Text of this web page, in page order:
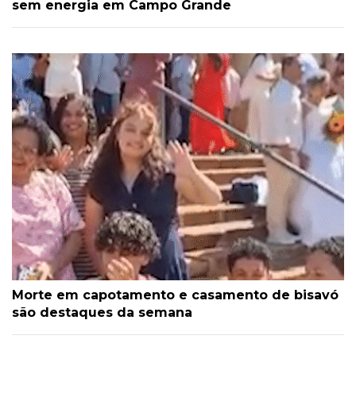
sem energia em Campo Grande
Morte em capotamento e casamento de bisavó
são destaques da semana